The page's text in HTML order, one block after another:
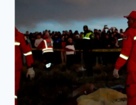
al
fabricante
y
la
investigación